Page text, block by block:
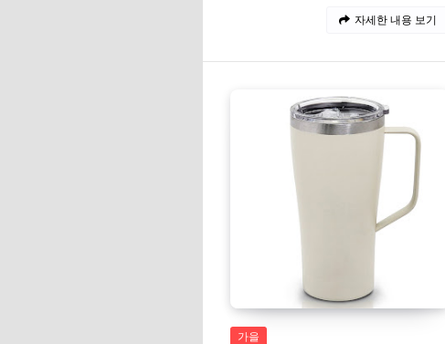
자세한 내용 보기
가을